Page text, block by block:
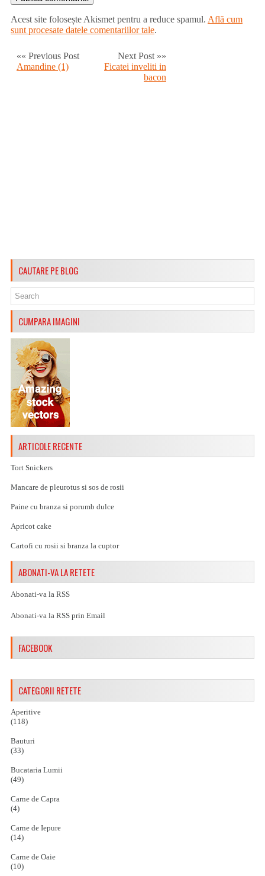
Acest site folosește Akismet pentru a reduce spamul. Află cum
sunt procesate datele comentariilor tale.
«« Previous Post
Amandine (1)
Next Post »»
Ficatei inveliti in
bacon
CAUTARE PE BLOG
CUMPARA IMAGINI
ARTICOLE RECENTE
Tort Snickers
Mancare de pleurotus si sos de rosii
Paine cu branza si porumb dulce
Apricot cake
Cartofi cu rosii si branza la cuptor
ABONATI-VA LA RETETE
Abonati-va la RSS
Abonati-va la RSS prin Email
FACEBOOK
CATEGORII RETETE
Aperitive
(118)
Bauturi
(33)
Bucataria Lumii
(49)
Carne de Capra
(4)
Carne de Iepure
(14)
Carne de Oaie
(10)